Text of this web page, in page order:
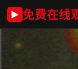
▶ 免费在线